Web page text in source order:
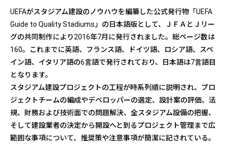
UEFAがスタジアム建設のノウハウを編纂した公式発行物「UEFA
Guide to Quality Stadiums」の日本語版として、ＪＦＡとＪリー
グの共同制作により2016年7月に発行されました。総ページ数は
160。これまでに英語、フランス語、ドイツ語、ロシア語、スペ
イン語、イタリア語の6言語で発行されており、日本語は7言語目
となります。
スタジアム建設プロジェクトの工程が時系列順に説明され、プロ
ジェクトチームの編成やデベロッパーの選定、設計案の評価、法
規、財務および技術面での問題解決、全スタジアム設備の把握、
そして建設業者の決定から開設へと到るプロジェクト管理まで広
範囲な事項について、推奨策や注意事項が簡潔に記されている。